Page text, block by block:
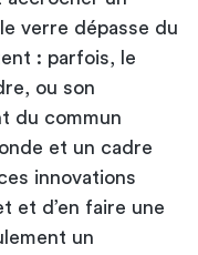
le verre dépasse du
: parfois, le
ou son
du commun
et un cadre
innovations
et d’en faire une
un